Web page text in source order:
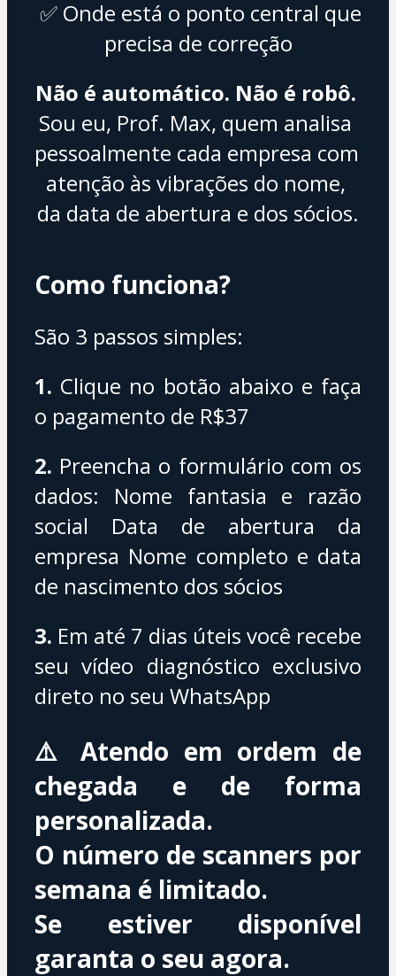
precisa de correção
Não é automático. Não é robô.
Sou eu, Prof. Max, quem analisa
pessoalmente cada empresa com
atenção às vibrações do nome,
da data de abertura e dos sócios.
Como funciona?
São 3 passos simples:
1. Clique no botão abaixo e faça
o pagamento de R$37
2. Preencha o formulário com os
dados: Nome fantasia e razão
social Data de abertura da
empresa Nome completo e data
de nascimento dos sócios
3. Em até 7 dias úteis você recebe
seu vídeo diagnóstico exclusivo
direto no seu WhatsApp
⚠️ Atendo em ordem de
chegada e de forma
personalizada.
O número de scanners por
semana é limitado.
Se estiver disponível
garanta o seu agora.